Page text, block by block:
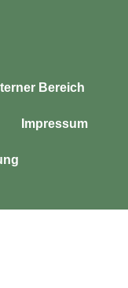
Bereich
Impres­sum